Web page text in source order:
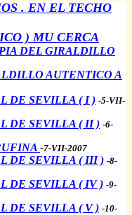
. EN EL TECHO
) MU CERCA
DEL GIRALDILLO
AUTENTICO A
DE SEVILLA ( I ) -5-VII-
DE SEVILLA ( II ) -6-
-7-VII-2007
DE SEVILLA ( III ) -8-
DE SEVILLA ( IV ) -9-
DE SEVILLA ( V ) -10-